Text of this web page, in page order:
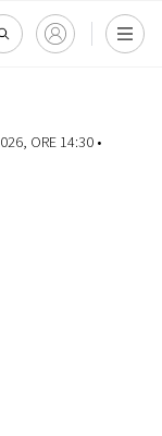
ORE 14:30 •